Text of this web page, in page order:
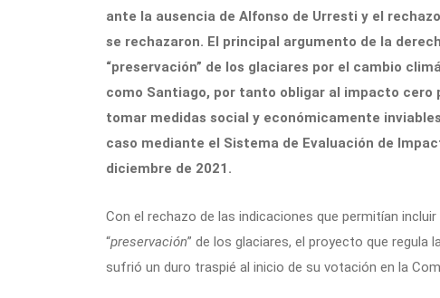
ante la ausencia de Alfonso de Urresti y el
se rechazaron. El principal argumento de la
“preservación” de los glaciares por el cambio
como Santiago, por tanto obligar al impacto cero
tomar medidas social y económicamente
caso mediante el Sistema de Evaluación de
diciembre de 2021.
Con el rechazo de las indicaciones que permitían
“preservación” de los glaciares, el proyecto que
sufrió un duro traspié al inicio de su votación en la